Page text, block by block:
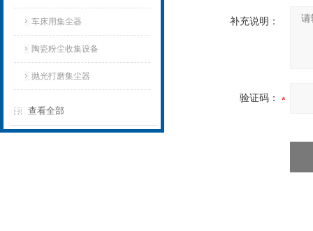
车床用集尘器
陶瓷粉尘收集设备
抛光打磨集尘器
查看全部
补充说明：
验证码：